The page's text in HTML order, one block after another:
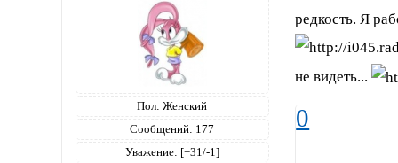
Пол: Женский
Сообщений: 177
Уважение: [+31/-1]
редкость. Я
не видеть...
0